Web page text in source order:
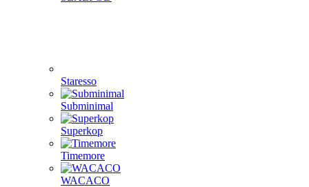
Staresso
Subminimal
Superkop
Timemore
WACACO